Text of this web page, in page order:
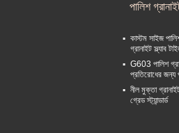
পালিশ
কাস্টম সাইজ
গ্রানাইট স্ল্যাব
G603 পালিশ
প্রতিরোধের জন্য
নীল মুক্তা
গ্রেড স্ট্যান্ডার্ড